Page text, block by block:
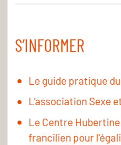
S’INFORMER
Le guide pratique
L’association Sexe
Le Centre
francilien pour